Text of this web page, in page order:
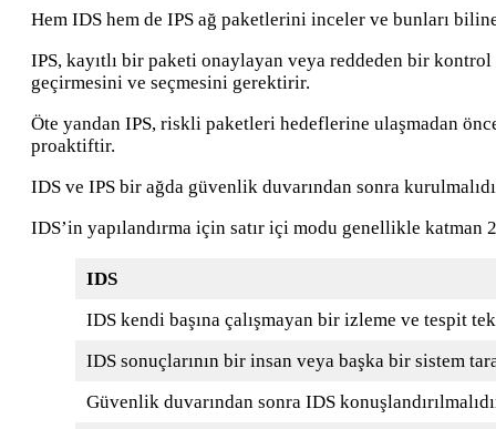
Hem IDS hem de IPS ağ paketlerini inceler ve bunları
IPS, kayıtlı bir paketi onaylayan veya reddeden bir
geçirmesini ve seçmesini gerektirir.
Öte yandan IPS, riskli paketleri hedeflerine ulaşmadan
proaktiftir.
IDS ve IPS bir ağda güvenlik duvarından sonra
IDS’in yapılandırma için satır içi modu genellikle katman
IDS
IDS kendi başına çalışmayan bir izleme ve tespit
IDS sonuçlarının bir insan veya başka bir sistem
Güvenlik duvarından sonra IDS